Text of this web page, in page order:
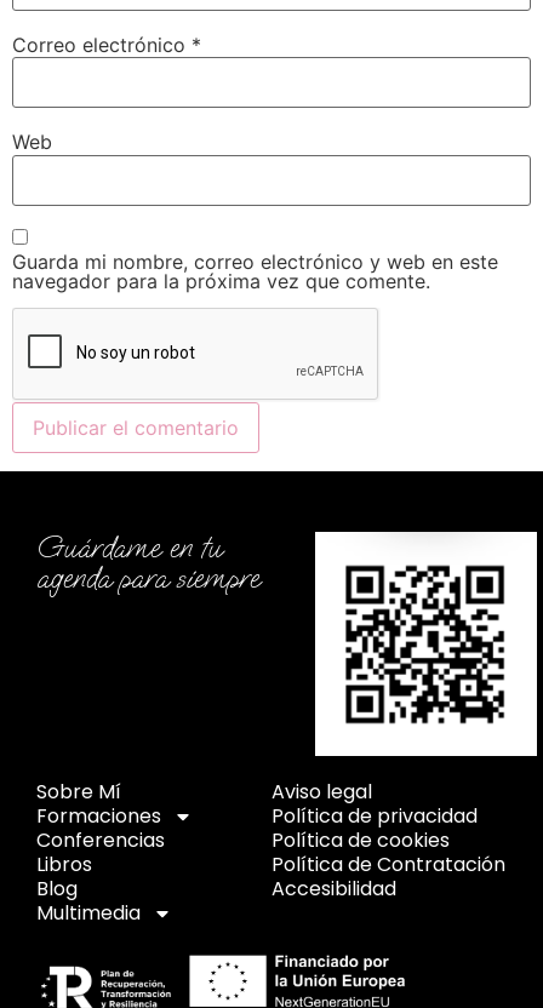
Correo electrónico *
Web
Guarda mi nombre, correo electrónico y web en este
navegador para la próxima vez que comente.
Guárdame en tu
agenda para siempre
Sobre Mí
Formaciones
Conferencias
Libros
Blog
Multimedia
Aviso legal
Política de privacidad
Política de cookies
Política de Contratación
Accesibilidad